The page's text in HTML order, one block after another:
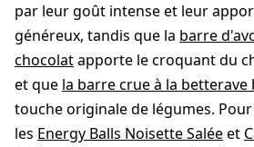
par leur goût intense et leur
généreux, tandis que la barre
chocolatapporte le croquant du
et que la barre crue à la betterave
touche originale de légumes.
les Energy Balls Noisette Saléeet